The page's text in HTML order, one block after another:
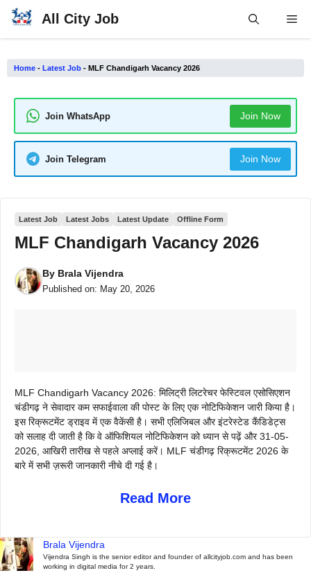
Skip
All City Job
Home - Latest Job - MLF Chandigarh Vacancy 2026
Join WhatsApp Join Now
Join Telegram Join Now
Latest Job Latest Jobs Latest Update Offline Form
MLF Chandigarh Vacancy 2026
By Brala Vijendra
Published on: May 20, 2026
MLF Chandigarh Vacancy 2026: मिलिट्री लिटरेचर फेस्टिवल एसोसिएशन
चंडीगढ़ ने सेवादार कम सफाईवाला की पोस्ट के लिए एक नोटिफिकेशन जारी किया है।
इस रिक्रूटमेंट ड्राइव में एक वैकेंसी है। सभी एलिजिबल और इंटरेस्टेड कैंडिडेट्स
को सलाह दी जाती है कि वे ऑफिशियल नोटिफिकेशन को ध्यान से पढ़ें और 31-05-
2026, आखिरी तारीख से पहले अप्लाई करें। MLF चंडीगढ़ रिक्रूटमेंट 2026 के
बारे में सभी ज़रूरी जानकारी नीचे दी गई है।
Read More
Brala Vijendra
Vijendra Singh is the senior editor and founder of allcityjob.com and has been
working in digital media for 2 years.